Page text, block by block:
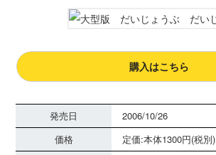
購入はこちら
発売日
2006/10/26
価格
定価:本体1300円(税別)